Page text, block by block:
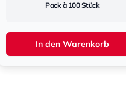
Pack à 100 Stück
In den Warenkorb